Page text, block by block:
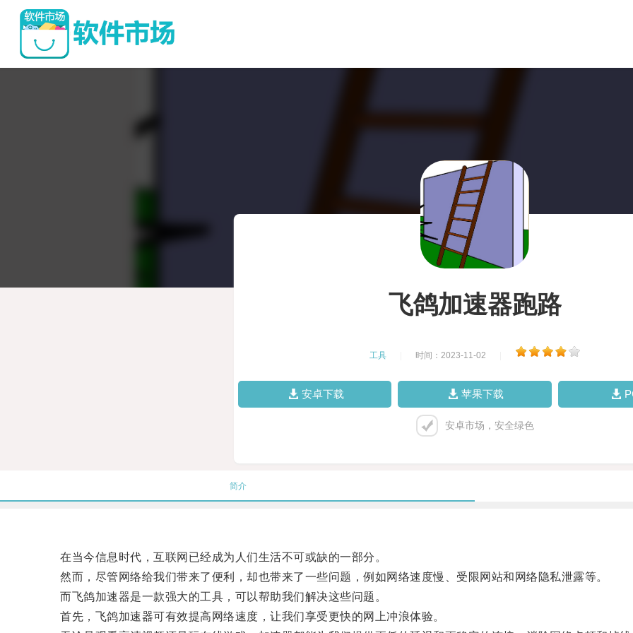
飞鸽加速器跑路
工具 时间：2023-11-02
安卓下载 苹果下载
安卓市场，安全绿色
简介
在当今信息时代，互联网已经成为人们生活不可或缺的一部分。
然而，尽管网络给我们带来了便利，却也带来了一些问题，例如网络速度慢、受限网站和网络隐私泄露等。
而飞鸽加速器是一款强大的工具，可以帮助我们解决这些问题。
首先，飞鸽加速器可有效提高网络速度，让我们享受更快的网上冲浪体验。